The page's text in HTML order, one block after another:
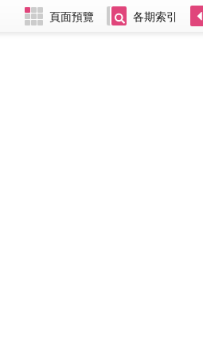
頁面預覽 各期索引